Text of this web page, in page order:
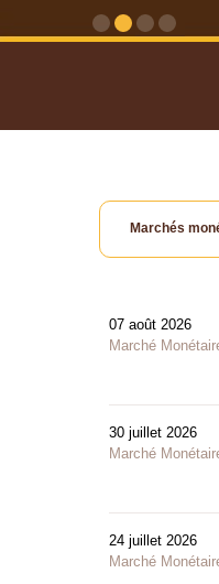
Marchés
07 août 2026
Marché
30 juillet 2026
Marché
24 juillet 2026
Marché